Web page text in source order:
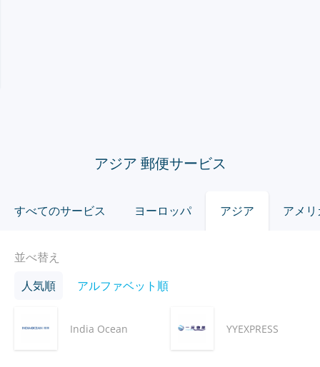
アジア 郵便サービス
すべてのサービス ヨーロッパ アジア アメ
並べ替え
人気順
アルファベット順
India Ocean YYEXPRESS